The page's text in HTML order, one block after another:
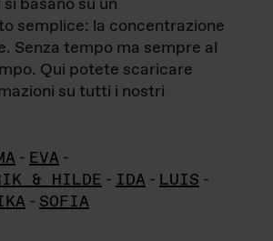
semplice: la concentrazione
Senza tempo ma sempre al
Qui potete scaricare
su tutti i nostri
- EVA -
& HILDE - IDA - LUIS -
- SOFIA